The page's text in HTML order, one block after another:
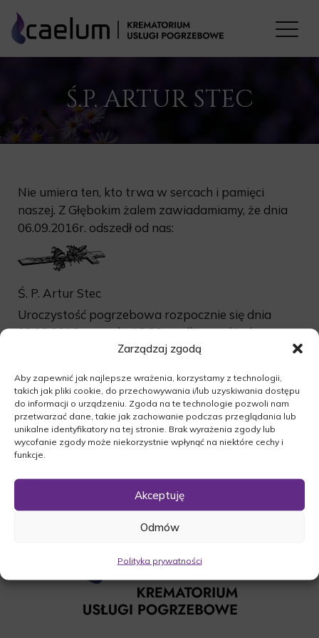
Zarządzaj zgodą
Aby zapewnić jak najlepsze wrażenia, korzystamy z technologii,
takich jak pliki cookie, do przechowywania i/lub uzyskiwania dostępu
do informacji o urządzeniu. Zgoda na te technologie pozwoli nam
przetwarzać dane, takie jak zachowanie podczas przeglądania lub
unikalne identyfikatory na tej stronie. Brak wyrażenia zgody lub
wycofanie zgody może niekorzystnie wpłynąć na niektóre cechy i
funkcje.
Akceptuję
Odmów
Polityka prywatności
Ś.P. ARTUR STEC
Nie umiera ten, kto trwa w sercach i pamięci
naszej. Z Głębokim żalem zawiadamiamy, że dnia
06.09.2016r. odszedł od nas:
Ś. P. Artur Stec
Uroczystość pogrzebowa rozpocznie się dnia
09.09.2016r. o godz. 13:30 modlitwą różańcową w
Kościele w Starym Dworku. O godzinie 14:00
odprowadzenie zmarłego na miejsce wiecznego
spoczynku.
O czym zawiadamia pogrążona w smutku
Rodzina.